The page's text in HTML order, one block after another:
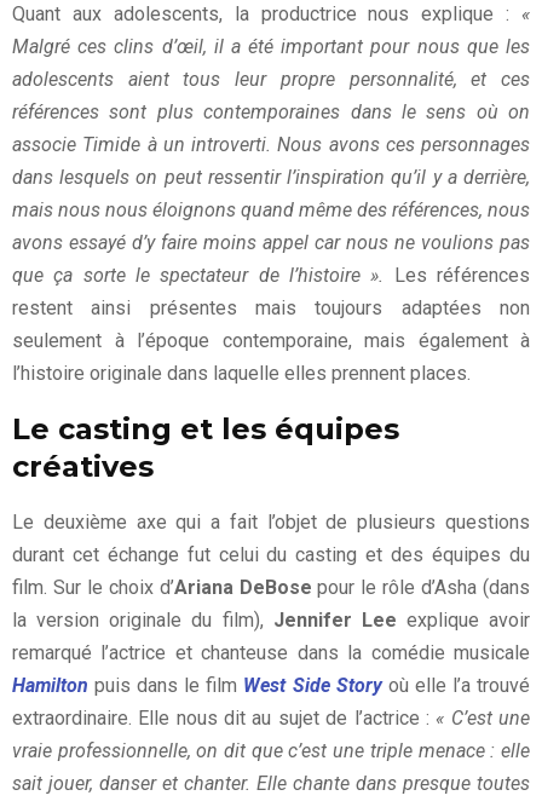
Quant aux adolescents, la productrice nous explique : «
Malgré ces clins d’œil, il a été important pour nous que les
adolescents aient tous leur propre personnalité, et ces
références sont plus contemporaines dans le sens où on
associe Timide à un introverti. Nous avons ces personnages
dans lesquels on peut ressentir l’inspiration qu’il y a derrière,
mais nous nous éloignons quand même des références, nous
avons essayé d’y faire moins appel car nous ne voulions pas
que ça sorte le spectateur de l’histoire ».
Les références
restent ainsi présentes mais toujours adaptées non
seulement à l’époque contemporaine, mais également à
l’histoire originale dans laquelle elles prennent places.
Le casting et les équipes
créatives
Le deuxième axe qui a fait l’objet de plusieurs questions
durant cet échange fut celui du casting et des équipes du
film. Sur le choix d’Ariana DeBosepour le rôle d’Asha (dans
la version originale du film), Jennifer Lee explique avoir
remarqué l’actrice et chanteuse dans la comédie musicale
Hamilton puis dans le film West Side Storyoù elle l’a trouvé
extraordinaire. Elle nous dit au sujet de l’actrice : « C’est une
vraie professionnelle, on dit que c’est une triple menace : elle
sait jouer, danser et chanter. Elle chante dans presque toutes